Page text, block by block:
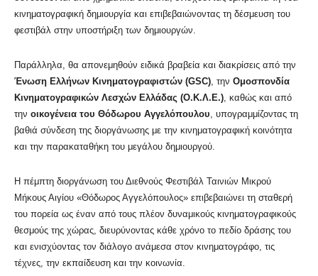
κινηματογραφική δημιουργία και επιβεβαιώνοντας τη δέσμευση του
φεστιβάλ στην υποστήριξη των δημιουργών.
Παράλληλα, θα απονεμηθούν ειδικά βραβεία και διακρίσεις από την
Ένωση Ελλήνων Κινηματογραφιστών (GSC), την Ομοσπονδία
Κινηματογραφικών Λεσχών Ελλάδας (Ο.Κ.Λ.Ε.), καθώς και από
την οικογένεια του Θόδωρου Αγγελόπουλου, υπογραμμίζοντας τη
βαθιά σύνδεση της διοργάνωσης με την κινηματογραφική κοινότητα
και την παρακαταθήκη του μεγάλου δημιουργού.
Η πέμπτη διοργάνωση του Διεθνούς Φεστιβάλ Ταινιών Μικρού
Μήκους Αιγίου «Θόδωρος Αγγελόπουλος» επιβεβαιώνει τη σταθερή
του πορεία ως έναν από τους πλέον δυναμικούς κινηματογραφικούς
θεσμούς της χώρας, διευρύνοντας κάθε χρόνο το πεδίο δράσης του
και ενισχύοντας τον διάλογο ανάμεσα στον κινηματογράφο, τις
τέχνες, την εκπαίδευση και την κοινωνία.